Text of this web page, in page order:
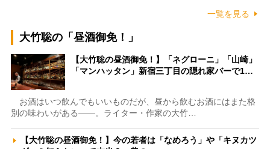
一覧を見る
大竹聡の「昼酒御免！」
【大竹聡の昼酒御免！】「ネグローニ」「山崎」
「マンハッタン」新宿三丁目の隠れ家バーで1…
お酒はいつ飲んでもいいものだが、昼から飲むお酒にはまた格
別の味わいがある――。ライター・作家の大竹…
【大竹聡の昼酒御免！】今の若者は「なめろう」や「キヌカツ